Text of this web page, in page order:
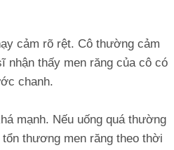
cảm rõ rệt. Cô thường cảm
nhận thấy men răng của cô có
chanh.
mạnh. Nếu uống quá thường
thương men răng theo thời